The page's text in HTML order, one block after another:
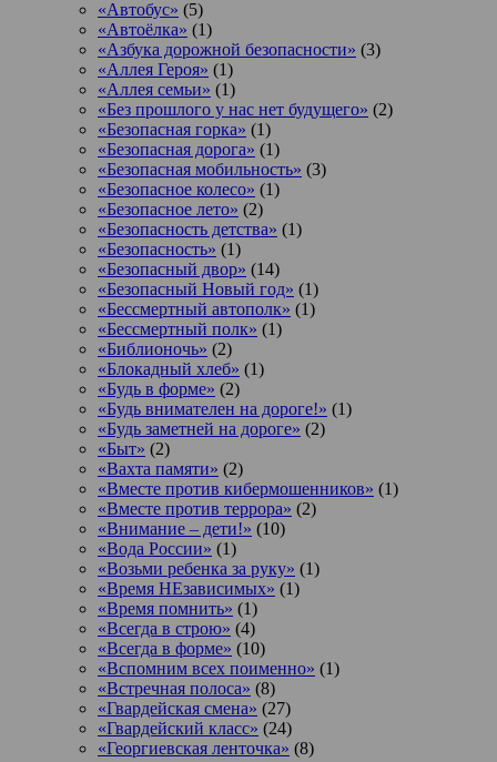
«Автобус» (5)
«Автоёлка» (1)
«Азбука дорожной безопасности» (3)
«Аллея Героя» (1)
«Аллея семьи» (1)
«Без прошлого у нас нет будущего» (2)
«Безопасная горка» (1)
«Безопасная дорога» (1)
«Безопасная мобильность» (3)
«Безопасное колесо» (1)
«Безопасное лето» (2)
«Безопасность детства» (1)
«Безопасность» (1)
«Безопасный двор» (14)
«Безопасный Новый год» (1)
«Бессмертный автополк» (1)
«Бессмертный полк» (1)
«Библионочь» (2)
«Блокадный хлеб» (1)
«Будь в форме» (2)
«Будь внимателен на дороге!» (1)
«Будь заметней на дороге» (2)
«Быт» (2)
«Вахта памяти» (2)
«Вместе против кибермошенников» (1)
«Вместе против террора» (2)
«Внимание – дети!» (10)
«Вода России» (1)
«Возьми ребенка за руку» (1)
«Время НЕзависимых» (1)
«Время помнить» (1)
«Всегда в строю» (4)
«Всегда в форме» (10)
«Вспомним всех поименно» (1)
«Встречная полоса» (8)
«Гвардейская смена» (27)
«Гвардейский класс» (24)
«Георгиевская ленточка» (8)